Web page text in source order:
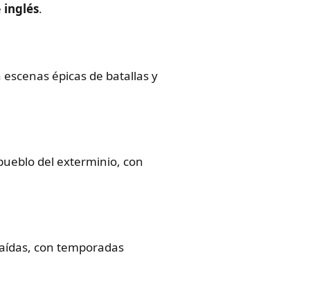
inglés.
épicas de batallas y
del exterminio, con
con temporadas